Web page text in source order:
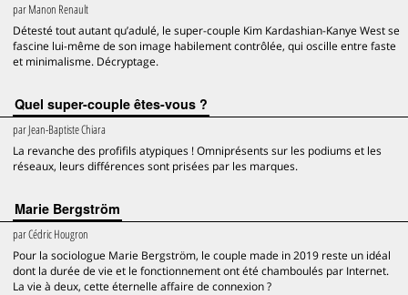
parManon Renault
Détesté tout autant qu’adulé, le super-couple Kim Kardashian-Kanye West se
fascine lui-même de son image habilement contrôlée, qui oscille entre faste
et minimalisme. Décryptage.
Quel super-couple êtes-vous ?
parJean-Baptiste Chiara
La revanche des profifils atypiques ! Omniprésents sur les podiums et les
réseaux, leurs différences sont prisées par les marques.
Marie Bergström
parCédric Hougron
Pour la sociologue Marie Bergström, le couple made in 2019 reste un idéal
dont la durée de vie et le fonctionnement ont été chamboulés par Internet.
La vie à deux, cette éternelle affaire de connexion ?